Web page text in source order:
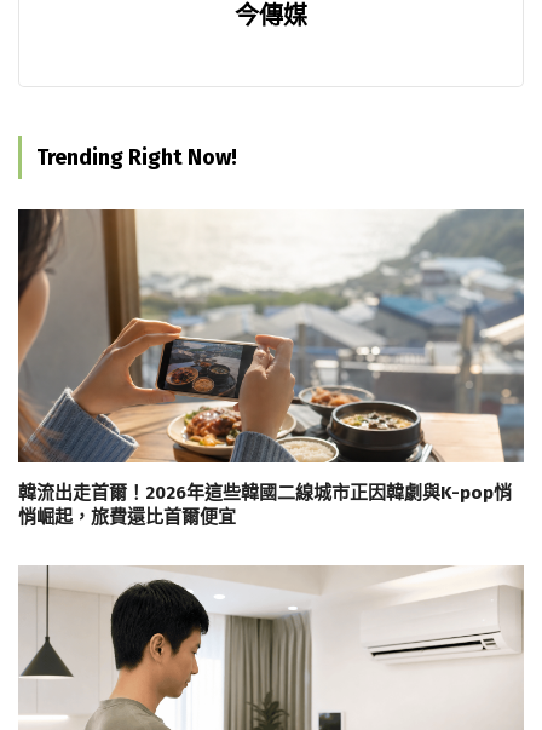
今傳媒
Trending Right Now!
韓流出走首爾！2026年這些韓國二線城市正因韓劇與K-pop悄
悄崛起，旅費還比首爾便宜